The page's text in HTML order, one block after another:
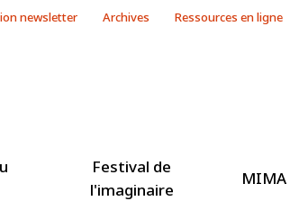
newsletter Archives Ressources en ligne
Festival de
l'imaginaire
MIMA